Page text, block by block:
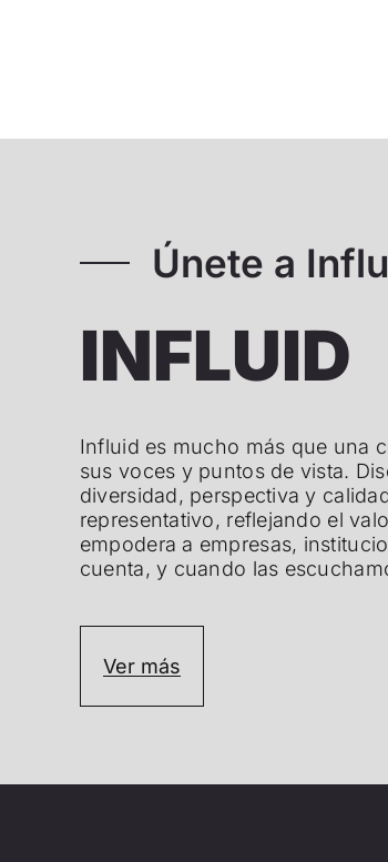
Únete a
INFLUID
Influid es mucho más que una
sus voces y puntos de vista.
diversidad, perspectiva y
representativo, reflejando el
empodera a empresas,
cuenta, y cuando las
Ver más